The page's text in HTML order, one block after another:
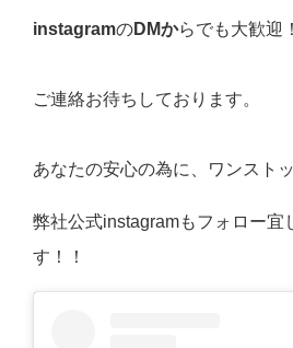
instagramのDMからでも大歓迎
ご連絡お待ちしております。
あなたの安心の為に、ワンスト
弊社公式instagramもフォロー宜
す！！